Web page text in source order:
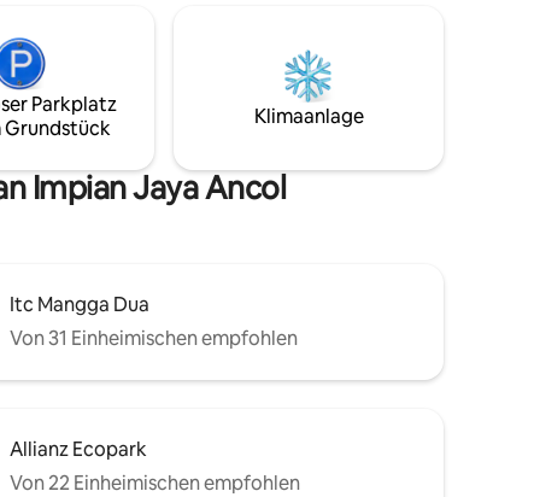
in
Swimmingpool, eine Joggingstrecke und
einen Spielplatz genießen. Die Wohnung
ist mit Küchenausstattung und
Pflegeprodukten ausgestattet, die du
Nichtraucherhaus
Parkplatz
Grundstück
Klimaanlage
Impian Jaya Ancol
Itc Mangga Dua
Von 31 Einheimischen empfohlen
Allianz Ecopark
Von 22 Einheimischen empfohlen